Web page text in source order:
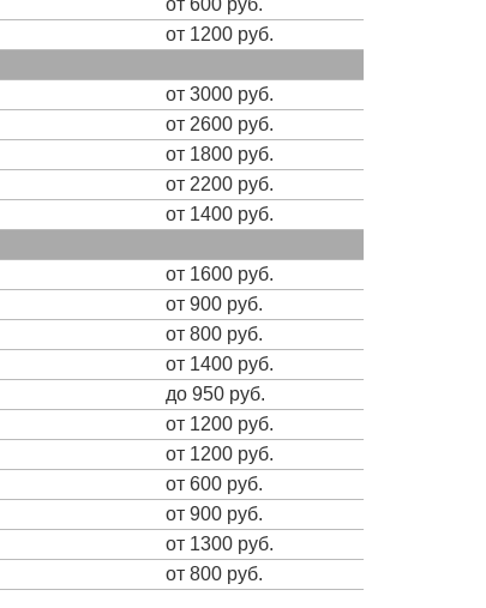
от 1200 руб.
от 3000 руб.
от 2600 руб.
от 1800 руб.
от 2200 руб.
от 1400 руб.
от 1600 руб.
от 900 руб.
от 800 руб.
от 1400 руб.
до 950 руб.
от 1200 руб.
от 1200 руб.
от 600 руб.
от 900 руб.
от 1300 руб.
от 800 руб.